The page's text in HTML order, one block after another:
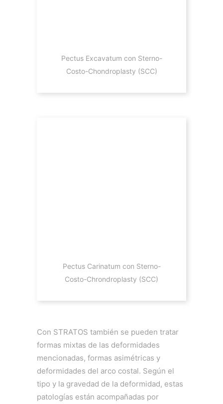
Pectus Excavatum con Sterno-
Costo-Chondroplasty (SCC)
Pectus Carinatum con Sterno-
Costo-Chrondroplasty (SCC)
Con STRATOS también se pueden tratar
formas mixtas de las deformidades
mencionadas, formas asimétricas y
deformidades del arco costal. Según el
tipo y la gravedad de la deformidad, estas
patologías están acompañadas por